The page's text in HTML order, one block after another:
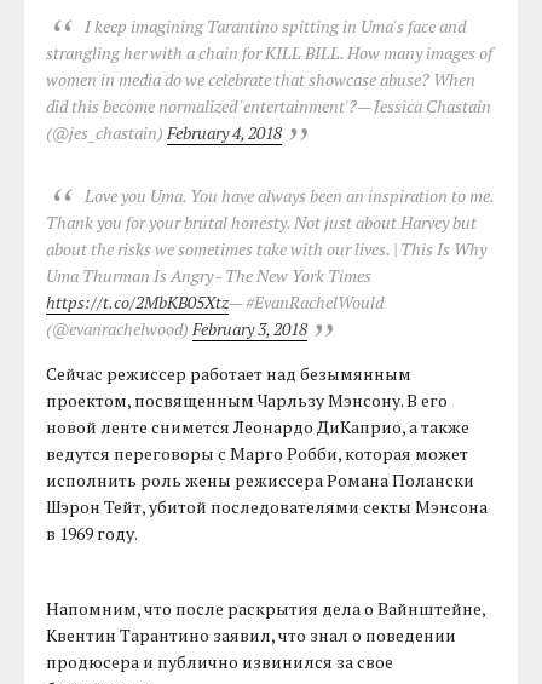
I keep imagining Tarantino spitting in Uma's face and
strangling her with a chain for KILL BILL. How many images of
women in media do we celebrate that showcase abuse? When
did this become normalized 'entertainment'?— Jessica Chastain
(@jes_chastain)February 4, 2018
Love you Uma. You have always been an inspiration to me.
Thank you for your brutal honesty. Not just about Harvey but
about the risks we sometimes take with our lives. | This Is Why
Uma Thurman Is Angry - The New York Times
https://t.co/2MbKB05Xtz— #EvanRachelWould
(@evanrachelwood)February 3, 2018
Сейчас режиссер работает над безымянным
проектом, посвященным Чарльзу Мэнсону. В его
новой ленте снимется Леонардо ДиКаприо, а также
ведутся переговоры с Марго Робби, которая может
исполнить роль жены режиссера Романа Полански
Шэрон Тейт, убитой последователями секты Мэнсона
в 1969 году.
Напомним, что после раскрытия дела о Вайнштейне,
Квентин Тарантино заявил, что знал о поведении
продюсера и публично извинился за свое